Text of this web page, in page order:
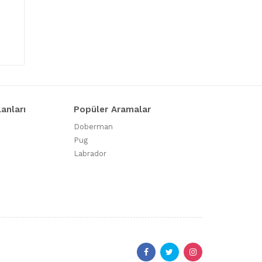
Popüler Aramalar
Doberman
Pug
Labrador